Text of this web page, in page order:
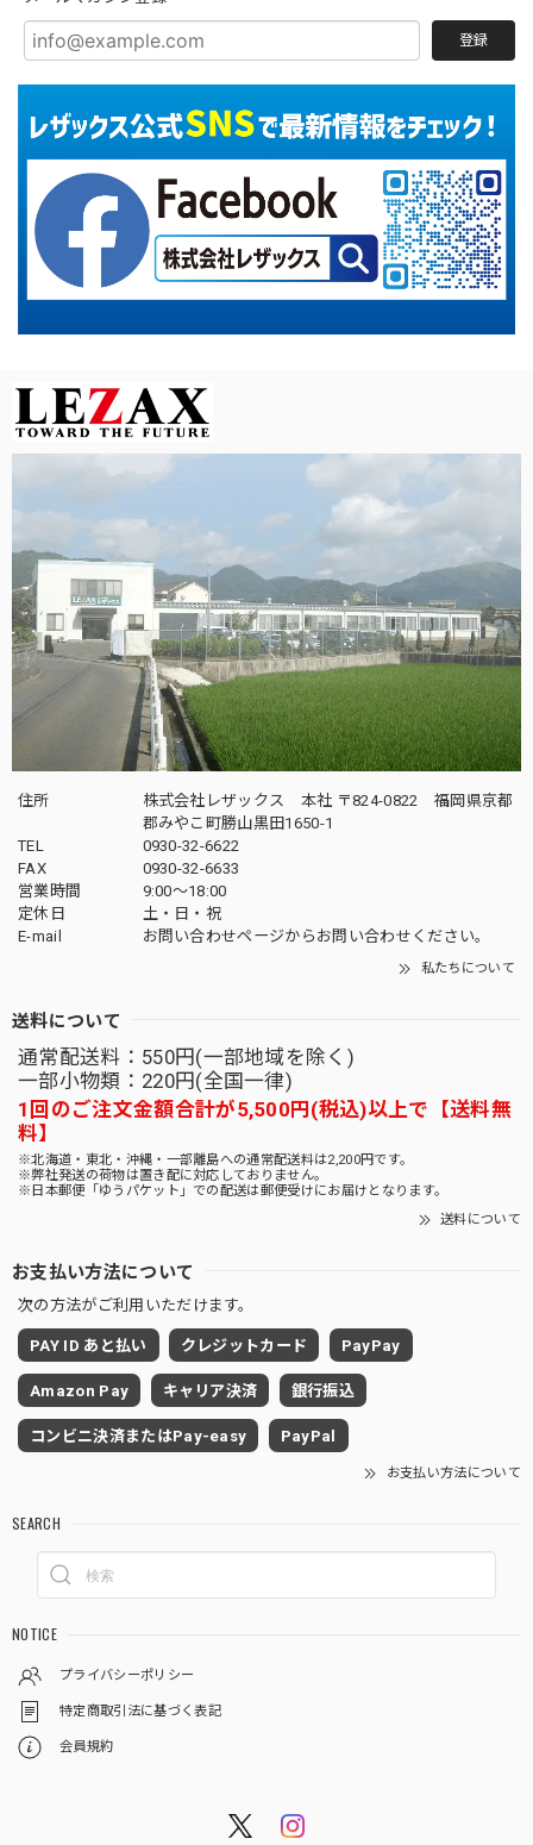
登録
住所
株式会社レザックス 本社 〒824-0822 福岡県京都
郡みやこ町勝山黒田1650-1
TEL
0930-32-6622
FAX
0930-32-6633
営業時間
9:00〜18:00
定休日
土・日・祝
E-mail
お問い合わせページからお問い合わせください。
私たちについて
送料について
通常配送料：550円(一部地域を除く)
一部小物類：220円(全国一律)
1回のご注文金額合計が5,500円(税込)以上で【送料無
料】
※北海道・東北・沖縄・一部離島への通常配送料は2,200円です。
※弊社発送の荷物は置き配に対応しておりません。
※日本郵便「ゆうパケット」での配送は郵便受けにお届けとなります。
送料について
お支払い方法について
次の方法がご利用いただけます。
PAY ID あと払い クレジットカード PayPay
Amazon Pay キャリア決済 銀行振込
コンビニ決済またはPay-easy PayPal
お支払い方法について
SEARCH
NOTICE
プライバシーポリシー
特定商取引法に基づく表記
会員規約